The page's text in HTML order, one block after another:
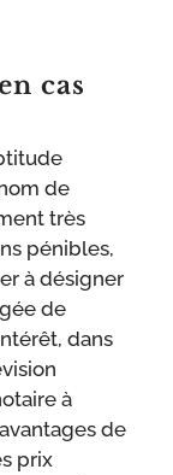
cas
de
très
pénibles,
à désigner
de
dans
à
de
prix